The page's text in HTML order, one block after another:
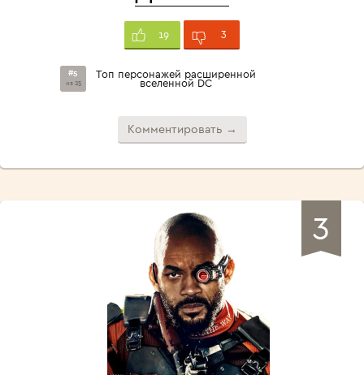
19 3
#5
из 25
Топ персонажей расширенной
вселенной DC
Комментировать →
3